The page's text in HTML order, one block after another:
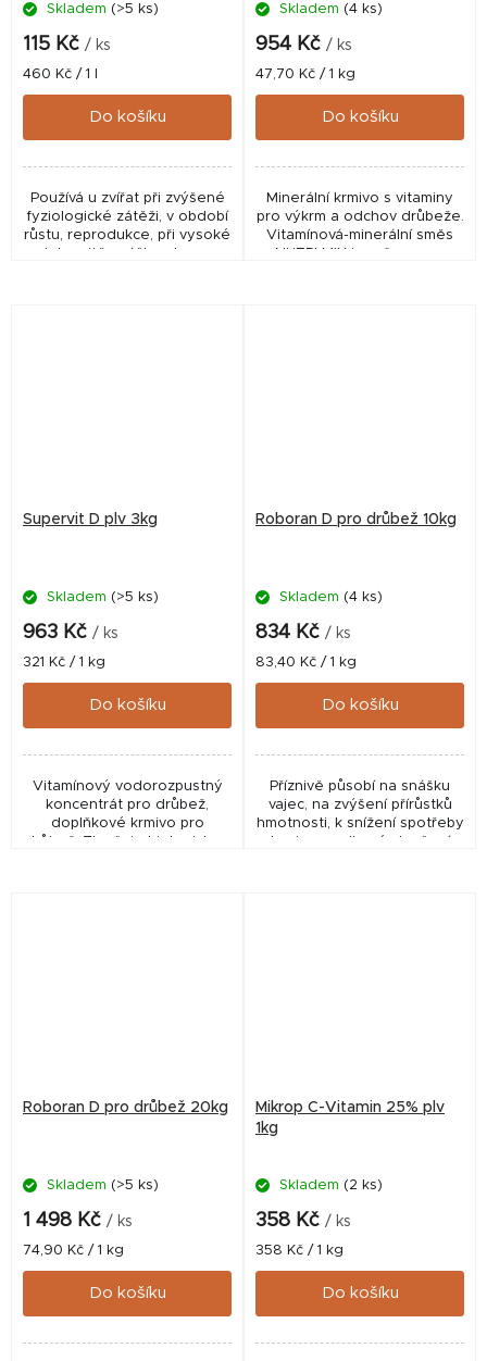
Skladem (>5 ks)
115 Kč / ks
Měrná
cena:
460 Kč / 1 l
Do košíku
Používá u zvířat při zvýšené
fyziologické zátěži, v období
růstu, reprodukce, při vysoké
intenzitě snášky, stresu
Skladem (4 ks)
954 Kč / ks
Měrná
cena:
47,70 Kč / 1 kg
Do košíku
Minerální krmivo s vitaminy
pro výkrm a odchov drůbeže.
Vitamínová-minerální směs
NUTRI MIX je určena pro
Supervit D plv 3kg
Skladem (>5 ks)
963 Kč / ks
Měrná
cena:
321 Kč / 1 kg
Do košíku
Vitamínový vodorozpustný
koncentrát pro drůbež,
doplňkové krmivo pro
drůbež. Zlepšuje biologickou
Roboran D pro drůbež 10kg
Skladem (4 ks)
834 Kč / ks
Měrná
cena:
83,40 Kč / 1 kg
Do košíku
Příznivě působí na snášku
vajec, na zvýšení přírůstků
hmotnosti, k snížení spotřeby
krmiva a celkové zlepšení
Roboran D pro drůbež 20kg
Skladem (>5 ks)
1 498 Kč / ks
Měrná
cena:
74,90 Kč / 1 kg
Do košíku
Mikrop C-Vitamin 25% plv
1kg
Skladem (2 ks)
358 Kč / ks
Měrná
cena:
358 Kč / 1 kg
Do košíku